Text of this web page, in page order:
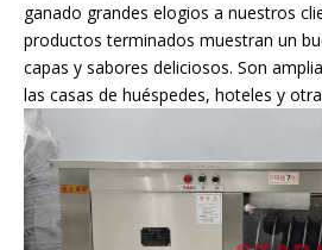
ganado grandes elogios a nuestros
productos terminados muestran un
capas y sabores deliciosos. Son
las casas de huéspedes, hoteles y